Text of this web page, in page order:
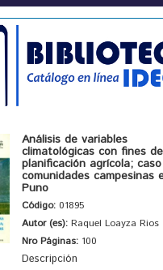
Análisis de variables
climatológicas con fines de
planificación agrícola;
comunidades campesinas
Puno
Código: 01895
Autor (es): Raquel Loayza Rios
Nro Páginas: 100
Descripción